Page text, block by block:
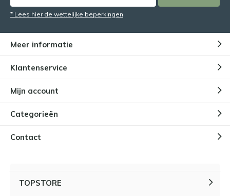
* Lees hier de wettelijke beperkingen
Meer informatie
Klantenservice
Mijn account
Categorieën
Contact
TOPSTORE